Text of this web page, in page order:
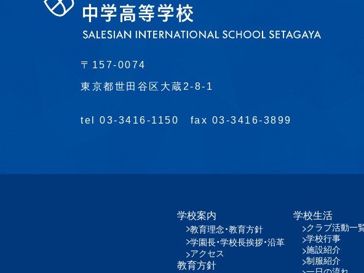
〒157-0074
東京都世田谷区大蔵2-8-1
tel 03-3416-1150 fax 03-3416-3899
学校案内
教育理念・教育方針
学園長・学校長挨拶・沿革
アクセス
教育方針
学校生活
クラブ活動一
学校行事
施設紹介
制服紹介